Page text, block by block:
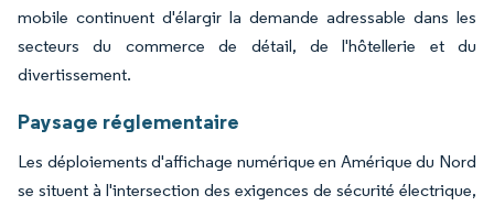
mobile continuent d'élargir la demande adressable dans les
secteurs du commerce de détail, de l'hôtellerie et du
divertissement.
Paysage réglementaire
Les déploiements d'affichage numérique en Amérique du Nord
se situent à l'intersection des exigences de sécurité électrique,